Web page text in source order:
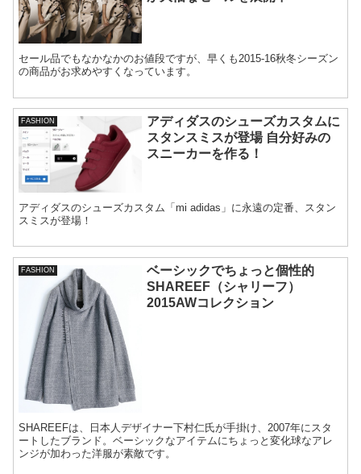
セール品でもなかなかのお値段ですが、早くも2015-16秋冬シーズン
の商品がお求めやすくなっています。
FASHION
アディダスのシューズカスタムに
スタンスミスが登場 自分好みの
スニーカーを作る！
アディダスのシューズカスタム「mi adidas」に永遠の定番、スタン
スミスが登場！
FASHION
ベーシックでちょっと個性的
SHAREEF（シャリーフ）
2015AWコレクション
SHAREEFは、日本人デザイナー下村仁氏が手掛け、2007年にスタ
ートしたブランド。ベーシックなアイテムにちょっと変化球なアレ
ンジが加わった洋服が素敵です。